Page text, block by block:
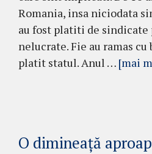
Romania, insa niciodata
au fost platiti de
nelucrate. Fie au ramas
platit statul. Anul … [mai
O dimineață